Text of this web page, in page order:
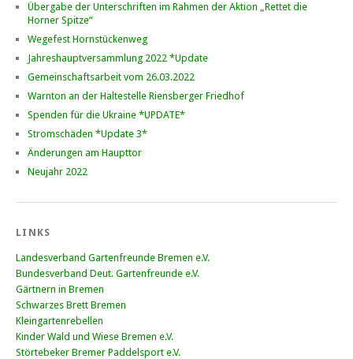
Übergabe der Unterschriften im Rahmen der Aktion „Rettet die
Horner Spitze“
Wegefest Hornstückenweg
Jahreshauptversammlung 2022 *Update
Gemeinschaftsarbeit vom 26.03.2022
Warnton an der Haltestelle Riensberger Friedhof
Spenden für die Ukraine *UPDATE*
Stromschäden *Update 3*
Änderungen am Haupttor
Neujahr 2022
LINKS
Landesverband Gartenfreunde Bremen e.V.
Bundesverband Deut. Gartenfreunde e.V.
Gärtnern in Bremen
Schwarzes Brett Bremen
Kleingartenrebellen
Kinder Wald und Wiese Bremen e.V.
Störtebeker Bremer Paddelsport e.V.